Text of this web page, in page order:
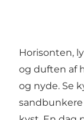
Horisonten,
og duften af
og nyde. Se